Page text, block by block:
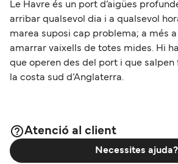
Le Havre és un port d’aigües
arribar qualsevol dia i a qualsevol
marea suposi cap problema; a més
amarrar vaixells de totes mides. Hi
que operen des del port i que salpen
la costa sud d’Anglaterra.
Atenció al client
Necessites ajuda?